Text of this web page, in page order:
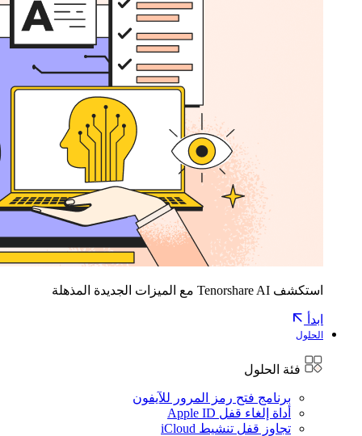
استكشف Tenorshare AI مع الميزات الجديدة المذهلة
ابدأ
الحلول
فئة الحلول
برنامج فتح رمز المرور للآيفون
أداة إلغاء قفل Apple ID
تجاوز قفل تنشيط iCloud